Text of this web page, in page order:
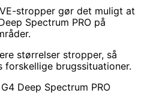
stropper gør det muligt at
Spectrum PRO på
størrelser stropper, så
forskellige brugssituationer.
Deep Spectrum PRO